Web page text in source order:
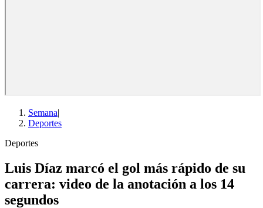
Semana|
Deportes
Deportes
Luis Díaz marcó el gol más rápido de su
carrera: video de la anotación a los 14
segundos